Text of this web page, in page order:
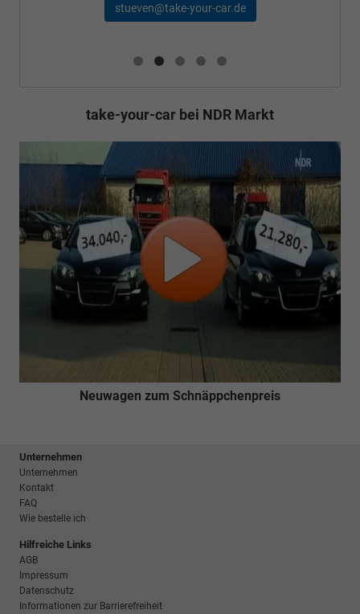
stueven@take-your-car.de
take-your-car bei NDR Markt
Neuwagen zum Schnäppchenpreis
Unternehmen
Unternehmen
Kontakt
FAQ
Wie bestelle ich
Hilfreiche Links
AGB
Impressum
Datenschutz
Informationen zur Barrierefreiheit